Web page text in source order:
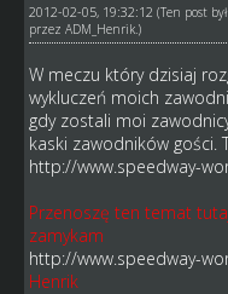
2012-02-05, 19:32:12 (Ten post
przez ADM_Henrik.)
W meczu który dzisiaj
wykluczeń moich
gdy zostali moi
kaski zawodników gości.
http://www.speedway-
Przenoszę ten temat
zamykam
http://www.speedway-
Henrik